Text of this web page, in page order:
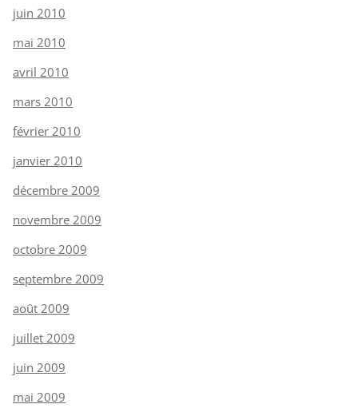
juin 2010
mai 2010
avril 2010
mars 2010
février 2010
janvier 2010
décembre 2009
novembre 2009
octobre 2009
septembre 2009
août 2009
juillet 2009
juin 2009
mai 2009